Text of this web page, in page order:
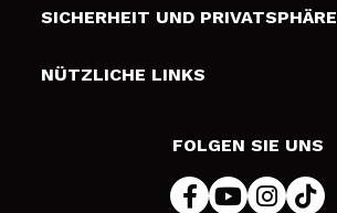
Geschenkkarten
Liefer- und Versandkosten
Zahlung
SICHERHEIT UND PRIVATSPHÄRE
Bedingungen und Datenschutz
NÜTZLICHE LINKS
FOLGEN SIE UNS